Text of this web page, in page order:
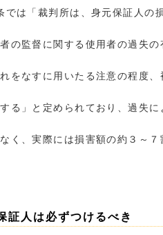
では「裁判所は、身元保証人の
の監督に関する使用者の過失
をなすに用いたる注意の程度
る」と定められており、過失
く、実際には損害額の約３～
証人は必ずつけるべき